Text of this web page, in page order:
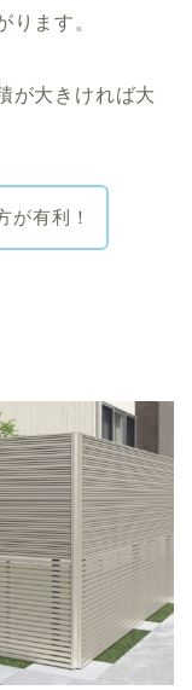
ります。
が大きければ大
が有利！